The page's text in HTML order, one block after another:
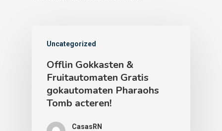
Uncategorized
Offlin Gokkasten &
Fruitautomaten Gratis
gokautomaten Pharaohs
Tomb acteren!
CasasRN